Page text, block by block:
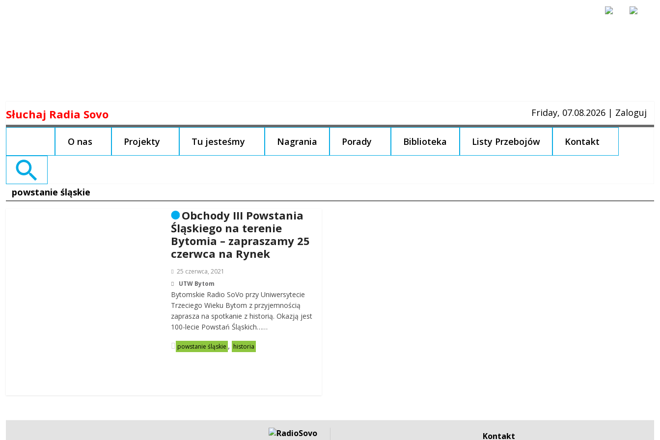
to
Słuchaj Radia Sovo Friday, 07.08.2026 | Zaloguj
O nas Projekty Tu jesteśmy Nagrania Porady Biblioteka Listy Przebojów Kontakt
Search
powstanie śląskie
Obchody III Powstania
Śląskiego na terenie
Bytomia – zapraszamy 25
czerwca na Rynek
25 czerwca, 2021
UTW Bytom
Bytomskie Radio SoVo przy Uniwersytecie
Trzeciego Wieku Bytom z przyjemnością
zaprasza na spotkanie z historią. Okazją jest
100-lecie Powstań Śląskich……
powstanie śląskie , historia
Kontakt